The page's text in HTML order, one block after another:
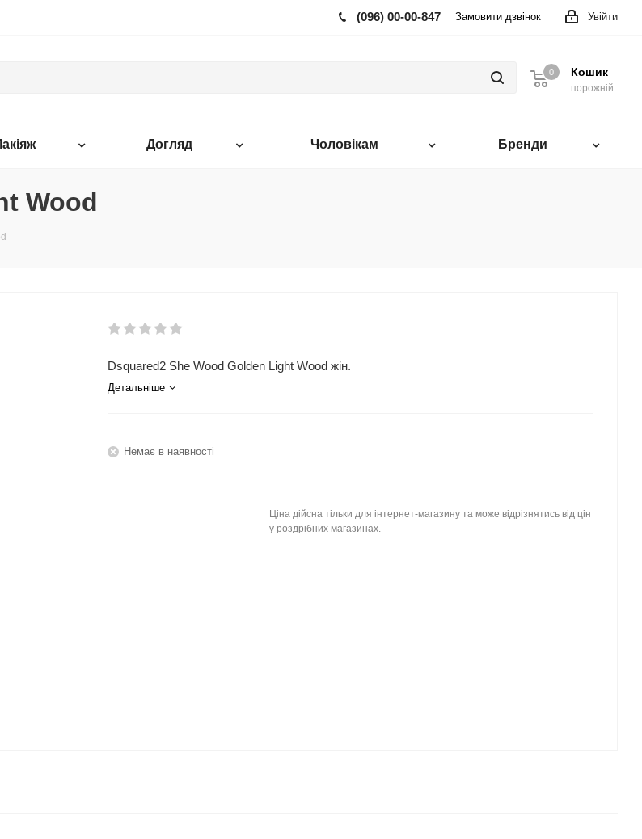
Увійти
(096) 00-00-847 Замовити дзвінок
Кошик
порожній
0
Догляд Чоловікам Бренди
Wood
Dsquared2 She Wood Golden Light Wood жін.
Детальніше
Немає в наявності
Ціна дійсна тільки для інтернет-магазину та може відрізнятись від цін
у роздрібних магазинах.